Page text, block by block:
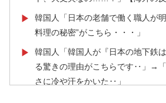
▶
韓国人「日本の老舗で働く職人が
料理の秘密”がこちら・・・」
▶
韓国人「韓国人が『日本の地下鉄
る驚きの理由がこちらです‥」→
さに冷や汗をかいた‥」